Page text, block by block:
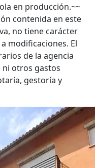
en producción.~~
contenida en este
no tiene carácter
modificaciones. El
de la agencia
ni otros gastos
gestoría y